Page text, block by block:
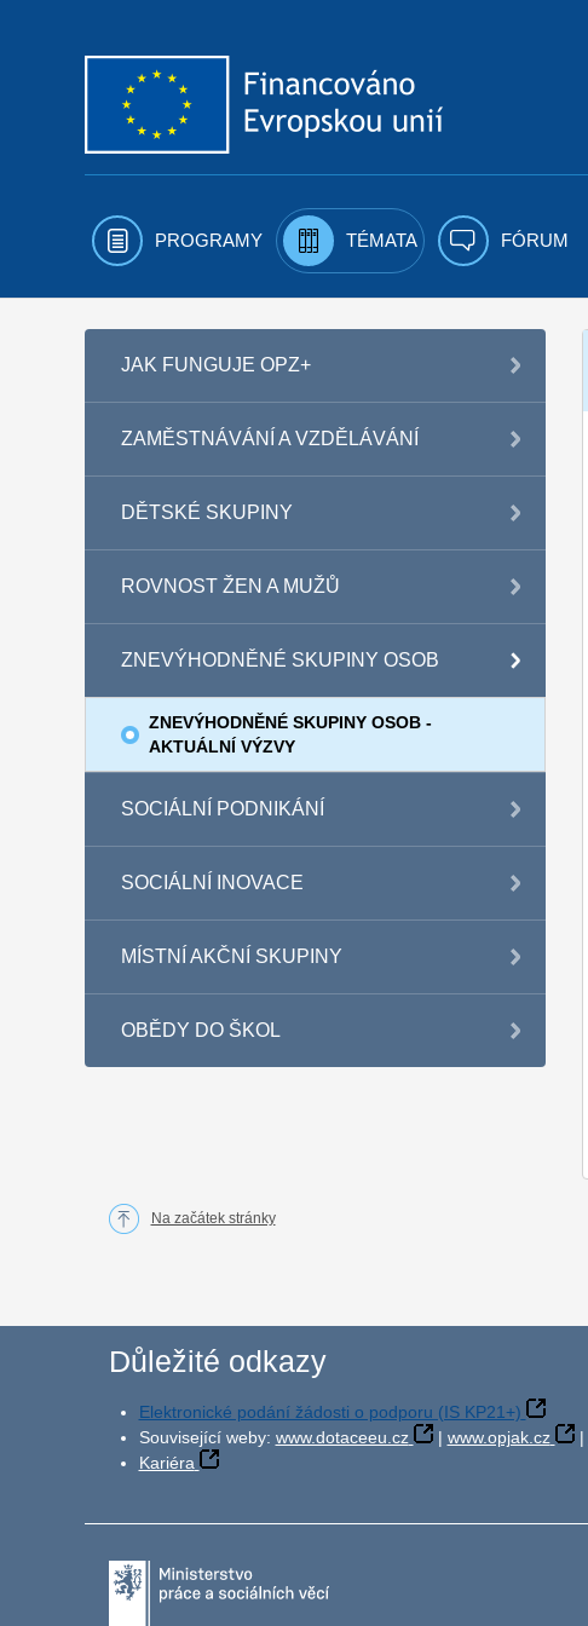
PROGRAMY TÉMATA FÓRUM
JAK FUNGUJE OPZ+
ZAMĚSTNÁVÁNÍ A VZDĚLÁVÁNÍ
DĚTSKÉ SKUPINY
ROVNOST ŽEN A MUŽŮ
ZNEVÝHODNĚNÉ SKUPINY OSOB
ZNEVÝHODNĚNÉ SKUPINY OSOB -
AKTUÁLNÍ VÝZVY
SOCIÁLNÍ PODNIKÁNÍ
SOCIÁLNÍ INOVACE
MÍSTNÍ AKČNÍ SKUPINY
OBĚDY DO ŠKOL
Na začátek stránky
Důležité odkazy
Elektronické podání žádosti o podporu (IS KP21+)
Související weby: www.dotaceeu.cz | www.opjak.cz |
Kariéra